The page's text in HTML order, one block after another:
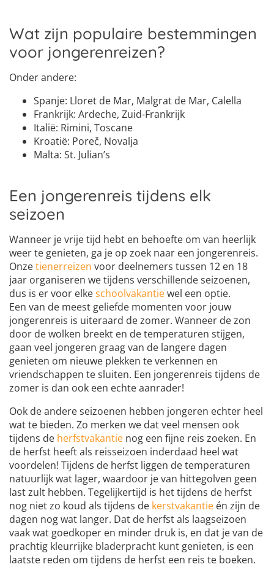
Wat zijn populaire bestemmingen
voor jongerenreizen?
Onder andere:
Spanje: Lloret de Mar, Malgrat de Mar, Calella
Frankrijk: Ardeche, Zuid-Frankrijk
Italië: Rimini, Toscane
Kroatië: Poreč, Novalja
Malta: St. Julian’s
Een jongerenreis tijdens elk
seizoen
Wanneer je vrije tijd hebt en behoefte om van heerlijk
weer te genieten, ga je op zoek naar een jongerenreis.
Onzetienerreizen voor deelnemers tussen 12 en 18
jaar organiseren we tijdens verschillende seizoenen,
dus is er voor elkeschoolvakantiewel een optie.
Een van de meest geliefde momenten voor jouw
jongerenreis is uiteraard de zomer. Wanneer de zon
door de wolken breekt en de temperaturen stijgen,
gaan veel jongeren graag van de langere dagen
genieten om nieuwe plekken te verkennen en
vriendschappen te sluiten. Een jongerenreis tijdens de
zomer is dan ook een echte aanrader!
Ook de andere seizoenen hebben jongeren echter heel
wat te bieden. Zo merken we dat veel mensen ook
tijdens de herfstvakantie nog een fijne reis zoeken. En
de herfst heeft als reisseizoen inderdaad heel wat
voordelen! Tijdens de herfst liggen de temperaturen
natuurlijk wat lager, waardoor je van hittegolven geen
last zult hebben. Tegelijkertijd is het tijdens de herfst
nog niet zo koud als tijdens de kerstvakantie én zijn de
dagen nog wat langer. Dat de herfst als laagseizoen
vaak wat goedkoper en minder druk is, en dat je van de
prachtig kleurrijke bladerpracht kunt genieten, is een
laatste reden om tijdens de herfst een reis te boeken.